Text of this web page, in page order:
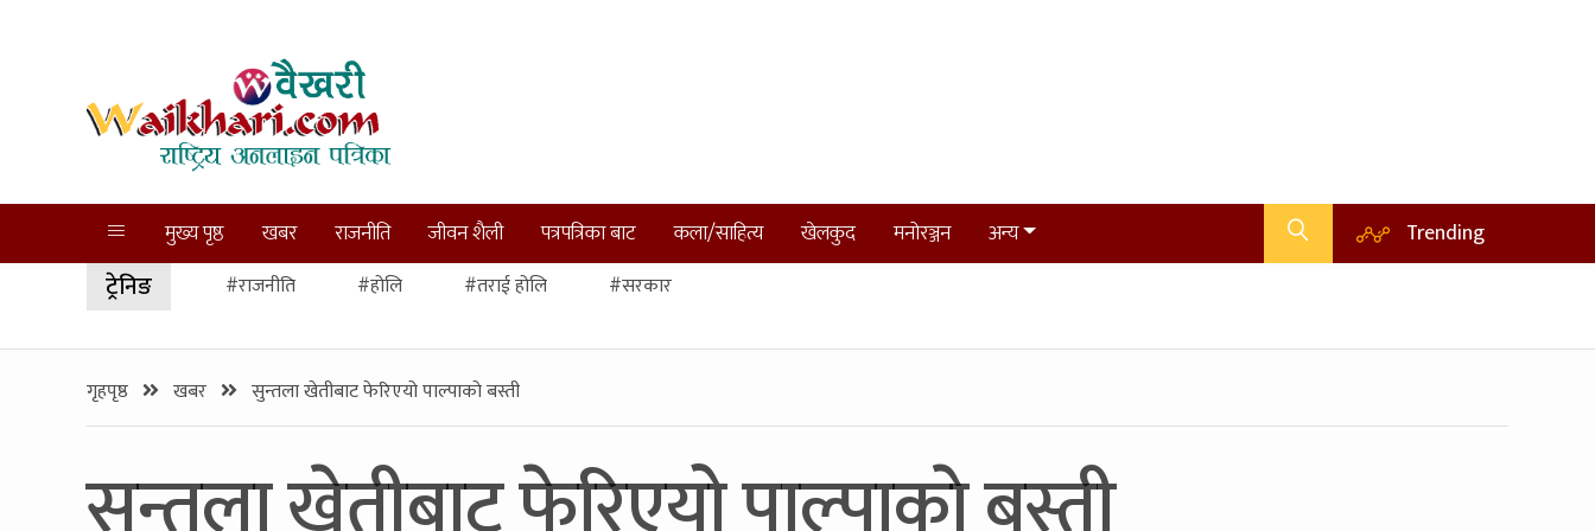
मुख्य पृष्ठ खबर राजनीति जीवन शैली पत्रपत्रिका बाट कला/साहित्य खेलकुद मनोरञ्जन अन्य Trending
ट्रेनिङ #राजनीति #होलि #तराई होलि #सरकार
गृहपृष्ठ खबर सुन्तला खेतीबाट फेरिएयो पाल्पाकाे बस्ती